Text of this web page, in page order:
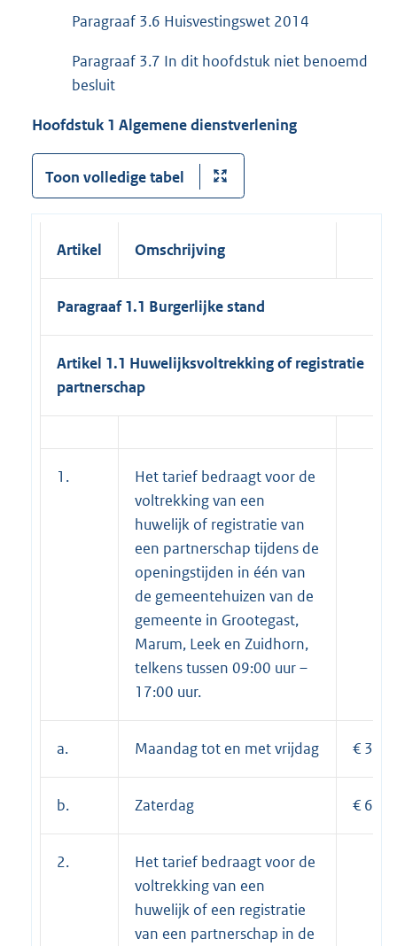
Paragraaf 3.6 Huisvestingswet 2014
Paragraaf 3.7 In dit hoofdstuk niet benoemd
besluit
Hoofdstuk 1 Algemene dienstverlening
Toon volledige tabel
Artikel Omschrijving
Paragraaf 1.1 Burgerlijke stand
Artikel 1.1 Huwelijksvoltrekking of registratie
partnerschap
1.
Het tarief bedraagt voor de
voltrekking van een
huwelijk of registratie van
een partnerschap tijdens de
openingstijden in één van
de gemeentehuizen van de
gemeente in Grootegast,
Marum, Leek en Zuidhorn,
telkens tussen 09:00 uur –
17:00 uur.
a. Maandag tot en met vrijdag €
b. Zaterdag €
2.
Het tarief bedraagt voor de
voltrekking van een
huwelijk of een registratie
van een partnerschap in de